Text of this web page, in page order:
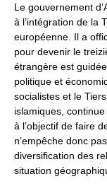
Le gouvernement
à l’intégration de la
européenne. Il a
pour devenir le
étrangère est
politique et
socialistes et le
islamiques,
à l’objectif de faire
n’empêche donc
diversification des
situation